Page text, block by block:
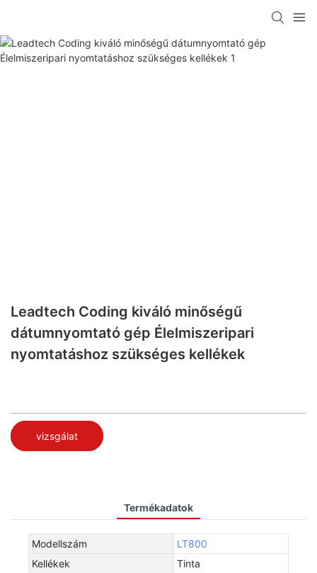
Leadtech Coding kiváló minőségű
dátumnyomtató gép Élelmiszeripari
nyomtatáshoz szükséges kellékek
vizsgálat
Termékadatok
Modellszám
LT800
Kellékek
Tinta